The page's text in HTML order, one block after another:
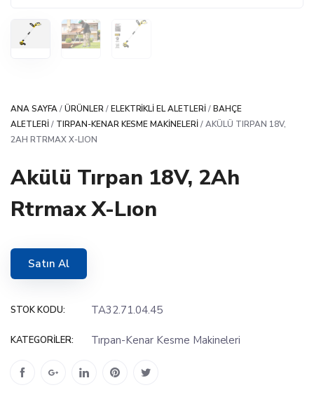
ANA SAYFA/ÜRÜNLER/ELEKTRIKLI EL ALETLERI/BAHÇE
ALETLERI/ TIRPAN-KENAR KESME MAKINELERI/ AKÜLÜ TIRPAN 18V,
2AH RTRMAX X-LION
Akülü Tırpan 18V, 2Ah
Rtrmax X-Lıon
Satın Al
STOK KODU: TA32.71.04.45
KATEGORILER: Tırpan-Kenar Kesme Makineleri